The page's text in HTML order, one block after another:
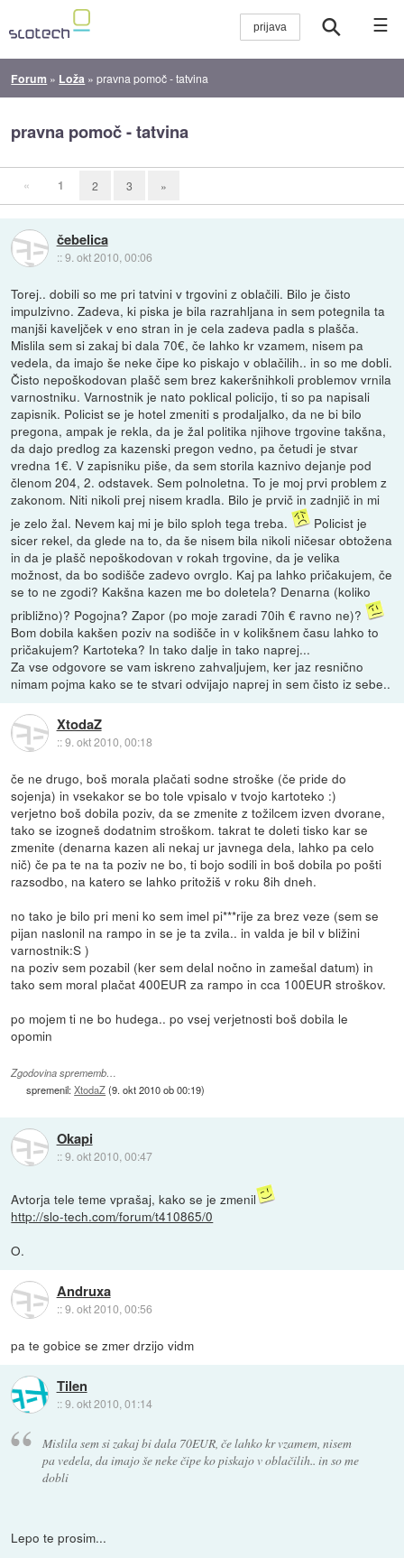
☰
Forum » Loža »pravna pomoč - tatvina
pravna pomoč - tatvina
« 1 2 3 »
čebelica
::9. okt 2010, 00:06
Torej.. dobili so me pri tatvini v trgovini z oblačili. Bilo je čisto
impulzivno. Zadeva, ki piska je bila razrahljana in sem potegnila ta
manjši kaveljček v eno stran in je cela zadeva padla s plašča.
Mislila sem si zakaj bi dala 70€, če lahko kr vzamem, nisem pa
vedela, da imajo še neke čipe ko piskajo v oblačilih.. in so me dobli.
Čisto nepoškodovan plašč sem brez kakeršnihkoli problemov vrnila
varnostniku. Varnostnik je nato poklical policijo, ti so pa napisali
zapisnik. Policist se je hotel zmeniti s prodaljalko, da ne bi bilo
pregona, ampak je rekla, da je žal politika njihove trgovine takšna,
da dajo predlog za kazenski pregon vedno, pa četudi je stvar
vredna 1€. V zapisniku piše, da sem storila kaznivo dejanje pod
členom 204, 2. odstavek. Sem polnoletna. To je moj prvi problem z
zakonom. Niti nikoli prej nisem kradla. Bilo je prvič in zadnjič in mi
je zelo žal. Nevem kaj mi je bilo sploh tega treba.
Policist je
sicer rekel, da glede na to, da še nisem bila nikoli ničesar obtožena
in da je plašč nepoškodovan v rokah trgovine, da je velika
možnost, da bo sodišče zadevo ovrglo. Kaj pa lahko pričakujem, če
se to ne zgodi? Kakšna kazen me bo doletela? Denarna (koliko
približno)? Pogojna? Zapor (po moje zaradi 70ih € ravno ne)?
Bom dobila kakšen poziv na sodišče in v kolikšnem času lahko to
pričakujem? Kartoteka? In tako dalje in tako naprej...
Za vse odgovore se vam iskreno zahvaljujem, ker jaz resnično
nimam pojma kako se te stvari odvijajo naprej in sem čisto iz sebe..
XtodaZ
::9. okt 2010, 00:18
če ne drugo, boš morala plačati sodne stroške (če pride do
sojenja) in vsekakor se bo tole vpisalo v tvojo kartoteko :)
verjetno boš dobila poziv, da se zmenite z tožilcem izven dvorane,
tako se izogneš dodatnim stroškom. takrat te doleti tisko kar se
zmenite (denarna kazen ali nekaj ur javnega dela, lahko pa celo
nič) če pa te na ta poziv ne bo, ti bojo sodili in boš dobila po pošti
razsodbo, na katero se lahko pritožiš v roku 8ih dneh.
no tako je bilo pri meni ko sem imel pi***rije za brez veze (sem se
pijan naslonil na rampo in se je ta zvila.. in valda je bil v bližini
varnostnik:S )
na poziv sem pozabil (ker sem delal nočno in zamešal datum) in
tako sem moral plačat 400EUR za rampo in cca 100EUR stroškov.
po mojem ti ne bo hudega.. po vsej verjetnosti boš dobila le
opomin
Zgodovina sprememb…
spremenil:XtodaZ(9. okt 2010 ob 00:19)
Okapi
::9. okt 2010, 00:47
Avtorja tele teme vprašaj, kako se je zmenil
http://slo-tech.com/forum/t410865/0
O.
Andruxa
::9. okt 2010, 00:56
pa te gobice se zmer drzijo vidm
Tilen
::9. okt 2010, 01:14
Mislila sem si zakaj bi dala 70EUR, če lahko kr vzamem, nisem
pa vedela, da imajo še neke čipe ko piskajo v oblačilih.. in so me
dobli
Lepo te prosim...